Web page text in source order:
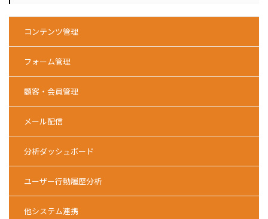
コンテンツ管理
フォーム管理
顧客・会員管理
メール配信
分析ダッシュボード
ユーザー行動履歴分析
他システム連携